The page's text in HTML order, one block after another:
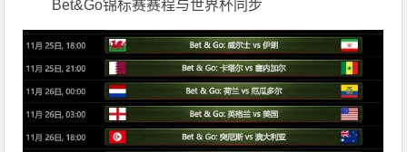
Bet&Go锦标赛赛程与世界杯同步